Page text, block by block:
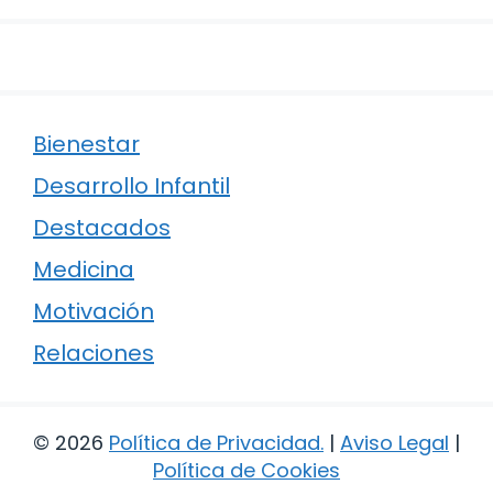
Bienestar
Desarrollo Infantil
Destacados
Medicina
Motivación
Relaciones
© 2026 Política de Privacidad. | Aviso Legal |
Política de Cookies